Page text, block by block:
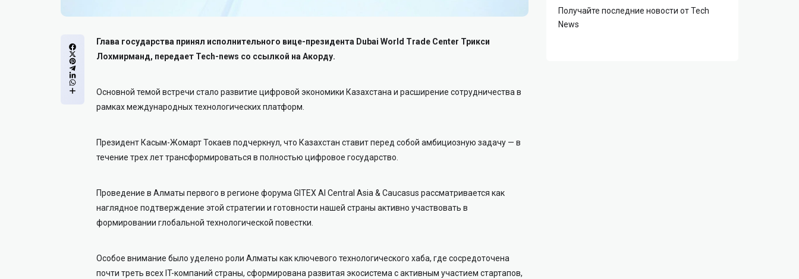
Глава государства принял исполнительного вице-президента Dubai World Trade Center Трикси
Лохмирманд, передает Tech-news со ссылкой на Акорду.
Основной темой встречи стало развитие цифровой экономики Казахстана и расширение сотрудничества в
рамках международных технологических платформ.
Президент Касым-Жомарт Токаев подчеркнул, что Казахстан ставит перед собой амбициозную задачу — в
течение трех лет трансформироваться в полностью цифровое государство.
Проведение в Алматы первого в регионе форума GITEX AI Central Asia & Caucasus рассматривается как
наглядное подтверждение этой стратегии и готовности нашей страны активно участвовать в
формировании глобальной технологической повестки.
Особое внимание было уделено роли Алматы как ключевого технологического хаба, где сосредоточена
почти треть всех IT-компаний страны, сформирована развитая экосистема с активным участием стартапов,
Получайте последние новости от Tech
News